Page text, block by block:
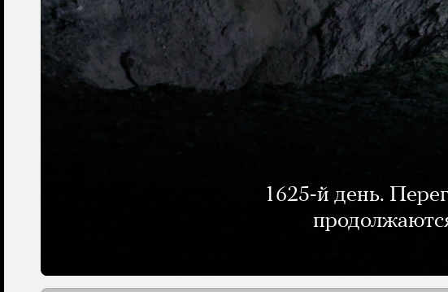
1625-й день.